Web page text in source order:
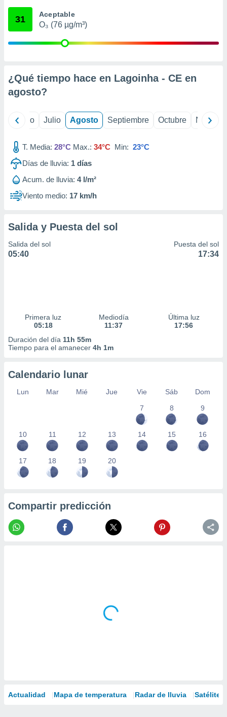
mediante
publicidad
1199
31 Aceptable
O₃ (76 µg/m³)
¿Qué tiempo hace en Lagoinha - CE en
agosto?
Junio Julio Agosto Septiembre Octubre
T. Media: 28°C Max.: 34°C Min: 23°C
Días de lluvia: 1 días
Acum. de lluvia: 4 l/m²
Viento medio: 17 km/h
Salida y Puesta del sol
Salida del sol
05:40
Puesta del sol
17:34
Primera luz
05:18
Mediodía
11:37
Última luz
17:56
Duración del día 11h 55m
Tiempo para el amanecer 4h 1m
Calendario lunar
Lun Mar Mié Jue Vie Sáb
Dom
7
8 9
10 11 12 13 14 15 16
17 18 19 20
Compartir predicción
Actualidad Mapa de temperatura Radar de lluvia Satélites